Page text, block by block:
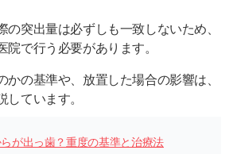
の突出量は必ずしも一致しないため、
院で行う必要があります。
かの基準や、放置した場合の影響は、
しています。
が出っ歯？重度の基準と治療法